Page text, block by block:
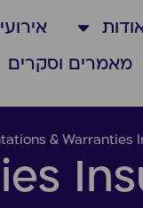
מאמרים וסקרים
& Warranties